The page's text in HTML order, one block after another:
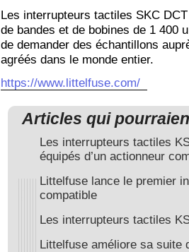
Les interrupteurs tactiles SKC
de bandes et de bobines de 1 400
de demander des échantillons
agréés dans le monde entier.
https://www.littelfuse.com/
Articles qui
Les interrupteurs tactiles
équipés d’un actionneur
Littelfuse lance le premier
compatible
Les interrupteurs tactiles
Littelfuse améliore sa suite